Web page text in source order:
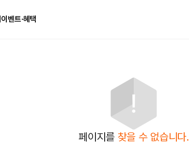
이벤트∙혜택
페이지를 찾을 수 없습니다.